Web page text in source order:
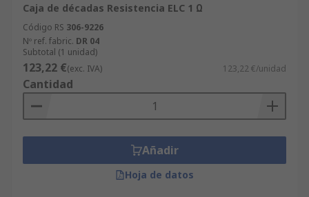
Caja de décadas Resistencia ELC 1 Ω
Código RS 306-9226
Nº ref. fabric. DR 04
Subtotal (1 unidad)
123,22 €(exc. IVA) 123,22 €/unidad
Cantidad
Añadir
Hoja de datos